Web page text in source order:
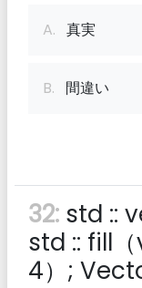
A. 真実
B. 間違い
32: std ::
std :: fill
4）;